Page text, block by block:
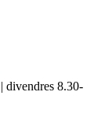
divendres 8.30-